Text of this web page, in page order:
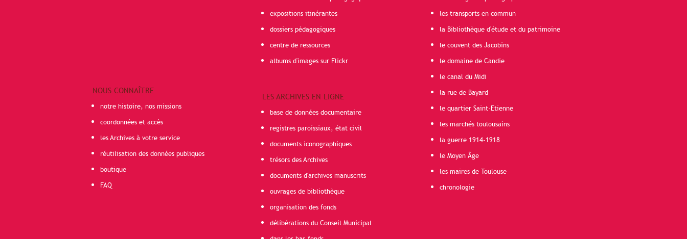
NOUS CONNAÎTRE
notre histoire, nos missions
coordonnées et accès
les Archives à votre service
réutilisation des données publiques
boutique
FAQ
expositions itinérantes
dossiers pédagogiques
centre de ressources
albums d'images sur Flickr
LES ARCHIVES EN LIGNE
base de données documentaire
registres paroissiaux, état civil
documents iconographiques
trésors des Archives
documents d'archives manuscrits
ouvrages de bibliothèque
organisation des fonds
délibérations du Conseil Municipal
les transports en commun
la Bibliothèque d'étude et du patrimoine
le couvent des Jacobins
le domaine de Candie
le canal du Midi
la rue de Bayard
le quartier Saint-Etienne
les marchés toulousains
la guerre 1914-1918
le Moyen Âge
les maires de Toulouse
chronologie